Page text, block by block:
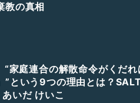
教の真相
庭連合の解散命令がくだれ
”という9つの理由とは？
いだ けいこ